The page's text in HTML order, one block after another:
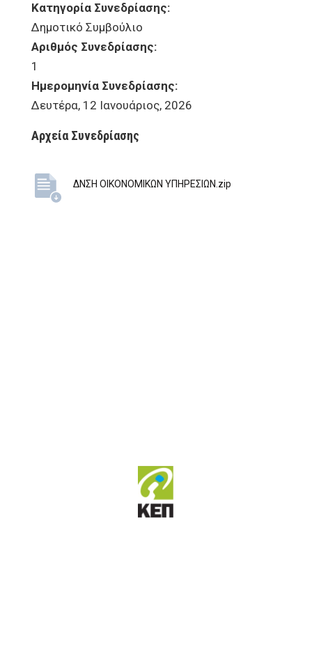
Κατηγορία Συνεδρίασης:
Δημοτικό Συμβούλιο
Αριθμός Συνεδρίασης:
1
Ημερομηνία Συνεδρίασης:
Δευτέρα, 12 Ιανουάριος, 2026
Αρχεία Συνεδρίασης
ΔΝΣΗ ΟΙΚΟΝΟΜΙΚΩΝ ΥΠΗΡΕΣΙΩΝ.zip